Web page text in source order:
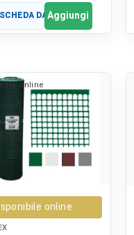
SCHEDA DATIAggiungi
online
online